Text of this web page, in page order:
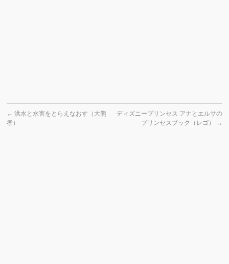
← 洪水と水害をとらえなおす（大熊
孝）
ディズニープリンセス アナとエルサの
プリンセスブック（レゴ）
→